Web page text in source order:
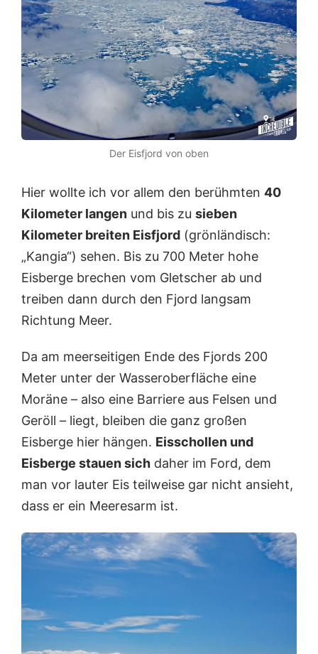
Der Eisfjord von oben
Hier wollte ich vor allem den berühmten 40
Kilometer langen und bis zu sieben
Kilometer breiten Eisfjord (grönländisch:
„Kangia“) sehen. Bis zu 700 Meter hohe
Eisberge brechen vom Gletscher ab und
treiben dann durch den Fjord langsam
Richtung Meer.
Da am meerseitigen Ende des Fjords 200
Meter unter der Wasseroberfläche eine
Moräne – also eine Barriere aus Felsen und
Geröll – liegt, bleiben die ganz großen
Eisberge hier hängen. Eisschollen und
Eisberge stauen sich daher im Ford, dem
man vor lauter Eis teilweise gar nicht ansieht,
dass er ein Meeresarm ist.